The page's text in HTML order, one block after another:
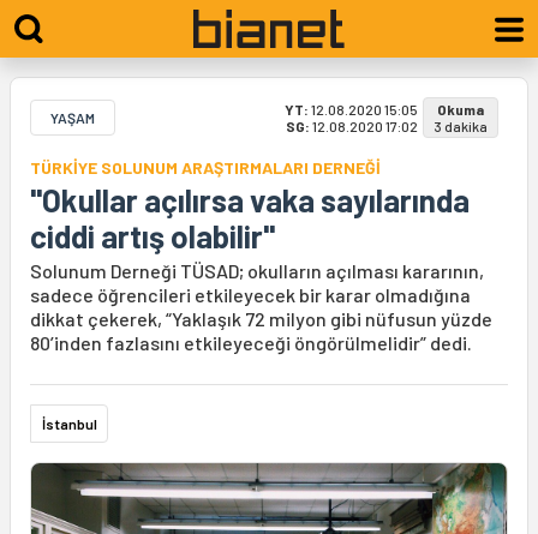
YAŞAM YT: 12.08.2020 15:05
SG: 12.08.2020 17:02
Okuma
3 dakika
TÜRKİYE SOLUNUM ARAŞTIRMALARI DERNEĞİ
"Okullar açılırsa vaka sayılarında
ciddi artış olabilir"
Solunum Derneği TÜSAD; okulların açılması kararının,
sadece öğrencileri etkileyecek bir karar olmadığına
dikkat çekerek, “Yaklaşık 72 milyon gibi nüfusun yüzde
80’inden fazlasını etkileyeceği öngörülmelidir” dedi.
İstanbul